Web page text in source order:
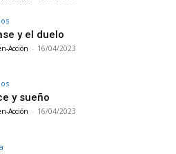
y el duelo
Acción - 16/04/2023
y sueño
Acción - 16/04/2023